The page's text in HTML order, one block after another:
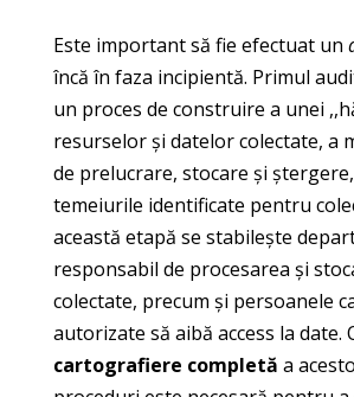
Este important să fie efectuat un
încă în faza incipientă. Primul
un proces de construire a unei
resurselor și datelor colectate, a
de prelucrare, stocare și
temeiurile identificate pentru
această etapă se stabilește
responsabil de procesarea și
colectate, precum și persoanele
autorizate să aibă access la date.
cartografiere completă a